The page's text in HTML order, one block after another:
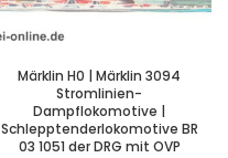
Märklin H0 | Märklin 3094
Stromlinien-
Dampflokomotive |
Schlepptenderlokomotive BR
03 1051 der DRG mit OVP